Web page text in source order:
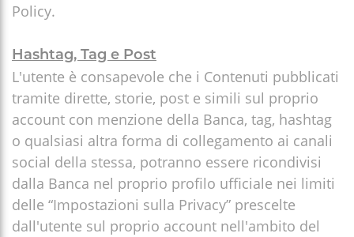
Policy.
Hashtag, Tag e Post
L'utente è consapevole che i Contenuti pubblicati
tramite dirette, storie, post e simili sul proprio
account con menzione della Banca, tag, hashtag
o qualsiasi altra forma di collegamento ai canali
social della stessa, potranno essere ricondivisi
dalla Banca nel proprio profilo ufficiale nei limiti
delle “Impostazioni sulla Privacy” prescelte
dall'utente sul proprio account nell'ambito del